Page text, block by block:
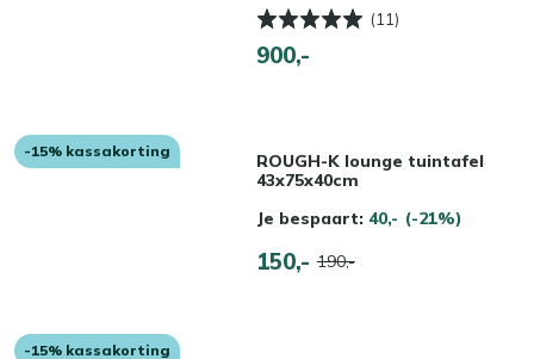
(11)
900,-
-15% kassakorting
ROUGH-K lounge tuintafel
43x75x40cm
Je bespaart: 40,- (-21%)
150,- 190,-
-15% kassakorting